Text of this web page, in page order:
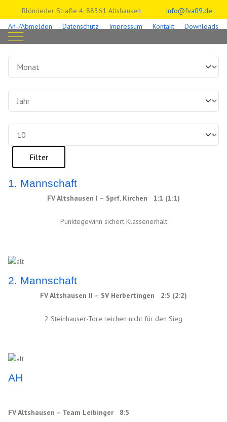
Blönrieder Straße 4, 88361 Altshausen
info@fva09.de
An-/Abmelden
Datenschutz Impressum Kontakt
Downloads
Mobile Menu Toggle
Monat
Jahr
Anzeige #
Filter
1. Mannschaft
FV Altshausen I – Sprf. Kirchen 1:1 (1:1)
Punktegewinn sichert Klassenerhalt
2. Mannschaft
FV Altshausen II – SV Herbertingen 2:5 (2:2)
2 Steinhauser-Tore reichen nicht für den Sieg
AH
FV Altshausen – Team Leibinger 8:5